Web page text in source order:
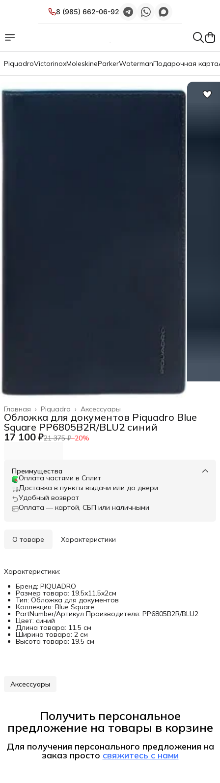
8 (985) 662-06-92
PiquadroVictorinoxMoleskineParkerWatermanПодарочная карта
Аксессуары
Piquadro ›
Главная ›
Обложка для документов Piquadro Blue
Square PP6805B2R/BLU2 синий
17 100 ₽21 375 ₽−20%
Преимущества
Оплата частями в Сплит
Доставка в пункты выдачи или до двери
Удобный возврат
Оплата — картой, СБП или наличными
О товаре Характеристики
Характеристики:
Бренд: PIQUADRO
Размер товара: 19.5x11.5x2см
Тип: Обложка для документов
Коллекция: Blue Square
PartNumber/Артикул Производителя: PP6805B2R/BLU2
Цвет: синий
Длина товара: 11.5 см
Ширина товара: 2 см
Высота товара: 19.5 см
Аксессуары
Получить персональное
предложение на товары в корзине
Для получения персонального предложения на
заказ просто свяжитесь с нами